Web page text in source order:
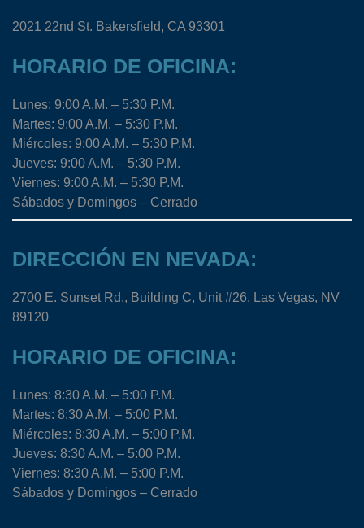
2021 22nd St. Bakersfield, CA 93301
HORARIO DE OFICINA:
Lunes: 9:00 A.M. – 5:30 P.M.
Martes: 9:00 A.M. – 5:30 P.M.
Miércoles: 9:00 A.M. – 5:30 P.M.
Jueves: 9:00 A.M. – 5:30 P.M.
Viernes: 9:00 A.M. – 5:30 P.M.
Sábados y Domingos – Cerrado
DIRECCIÓN EN NEVADA:
2700 E. Sunset Rd., Building C, Unit #26, Las Vegas, NV
89120
HORARIO DE OFICINA:
Lunes: 8:30 A.M. – 5:00 P.M.
Martes: 8:30 A.M. – 5:00 P.M.
Miércoles: 8:30 A.M. – 5:00 P.M.
Jueves: 8:30 A.M. – 5:00 P.M.
Viernes: 8:30 A.M. – 5:00 P.M.
Sábados y Domingos – Cerrado